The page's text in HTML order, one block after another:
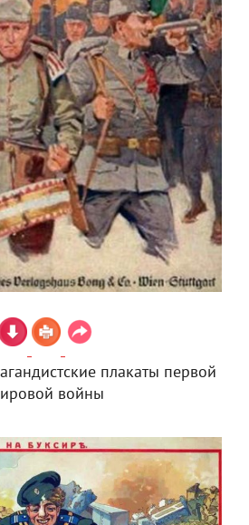
плакаты первой
войны